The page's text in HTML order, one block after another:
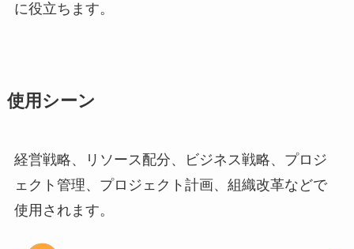
に役立ちます。
使用シーン
経営戦略、リソース配分、ビジネス戦略、プロジ
ェクト管理、プロジェクト計画、組織改革などで
使用されます。